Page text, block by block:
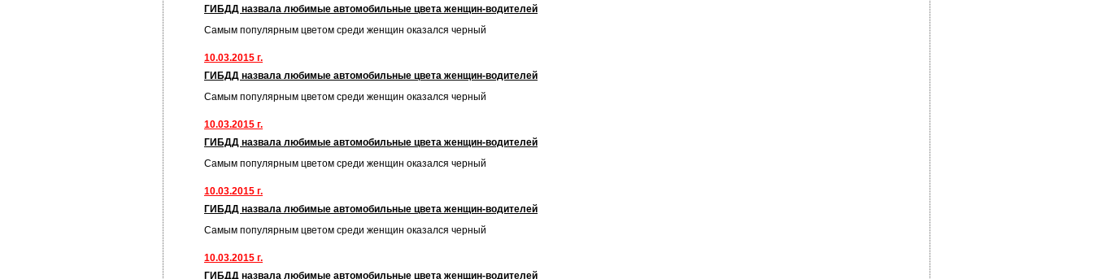
ГИБДД назвала любимые автомобильные цвета женщин-водителей
Самым популярным цветом среди женщин оказался черный
10.03.2015 г.
ГИБДД назвала любимые автомобильные цвета женщин-водителей
Самым популярным цветом среди женщин оказался черный
10.03.2015 г.
ГИБДД назвала любимые автомобильные цвета женщин-водителей
Самым популярным цветом среди женщин оказался черный
10.03.2015 г.
ГИБДД назвала любимые автомобильные цвета женщин-водителей
Самым популярным цветом среди женщин оказался черный
10.03.2015 г.
ГИБДД назвала любимые автомобильные цвета женщин-водителей